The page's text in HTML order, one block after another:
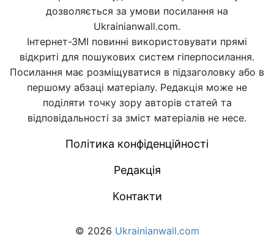
дозволяється за умови посилання на
Ukrainianwall.com.
Інтернет-ЗМІ повинні використовувати прямі
відкриті для пошукових систем гіперпосилання.
Посилання має розміщуватися в підзаголовку або в
першому абзаці матеріалу. Редакція може не
поділяти точку зору авторів статей та
відповідальності за зміст матеріалів не несе.
Політика конфіденційності
Редакція
Контакти
© 2026 Ukrainianwall.com